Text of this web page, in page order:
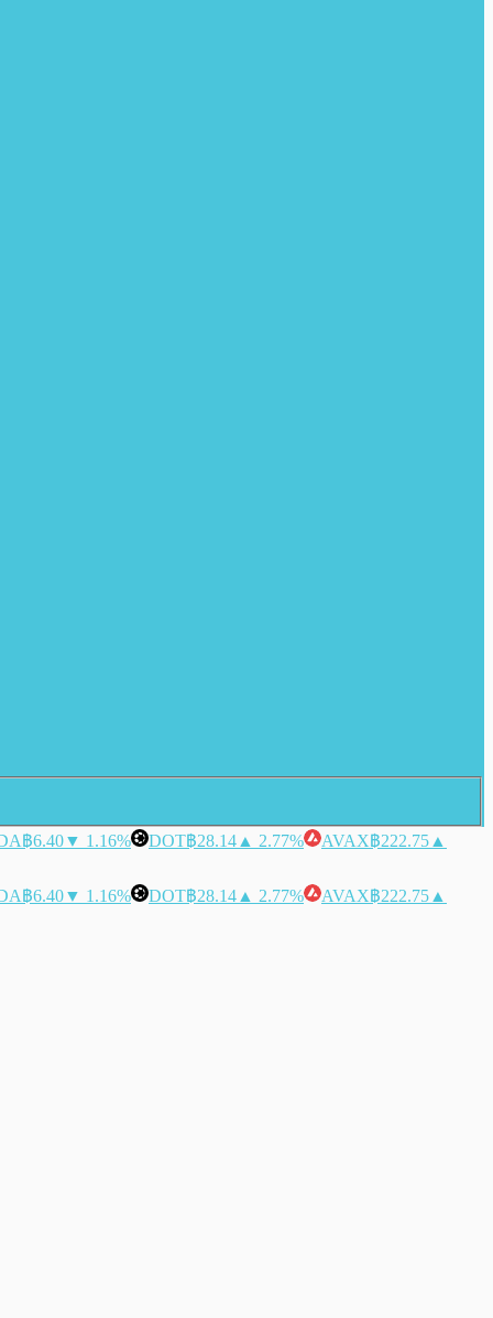
฿6.40▼ 1.16% DOT฿28.14 ▲ 2.77% AVAX฿222.75 ▲
฿6.40▼ 1.16% DOT฿28.14 ▲ 2.77% AVAX฿222.75 ▲